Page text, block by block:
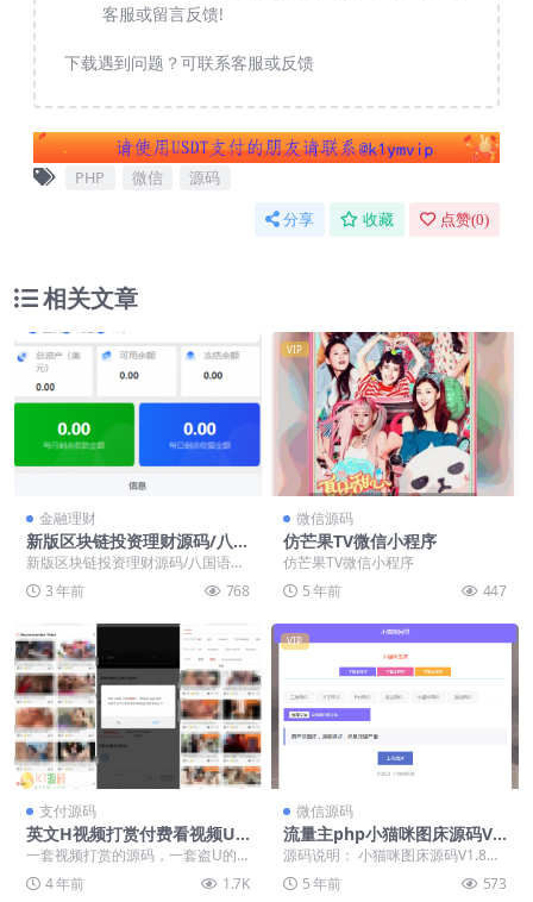
客服或留言反馈!
下载遇到问题？可联系客服或反馈
PHP 微信 源码
分享 收藏 点赞(0)
相关文章
金融理财
新版区块链投资理财源码/八国
语言/定制ui【代售】
新版区块链投资理财源码/八国语言/
定制ui 前端为VUE，运行稳定，未
发现bug
3 年前 768
VIP
微信源码
仿芒果TV微信小程序
仿芒果TV微信小程序
5 年前
447
支付源码
英文H视频打赏付费看视频U
支付盗U源码下载
一套视频打赏的源码，一套盗U的
源码。之前还有套不就不上架了。
如果你自己有盗U源...
4 年前 1.7K
VIP
微信源码
流量主php小猫咪图床源码V1.
8，无需数据库
源码说明： 小猫咪图床源码V1.8，
无需数据库，拥有叁楼，戒指，bili
bili...5 年前 573